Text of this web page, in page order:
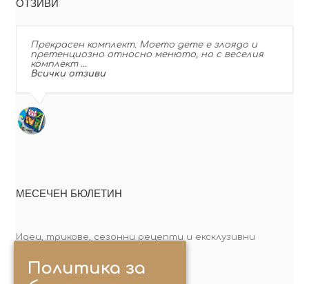
ОТЗИВИ
Прекрасен комплект. Моето дете е злоядо и
претенциозно относно менюто, но с веселия
комплект …
Всички отзиви
МЕСЕЧЕН БЮЛЕТИН
Идеи, трикове, сезонни рецепти и ексклузивни
Политика за